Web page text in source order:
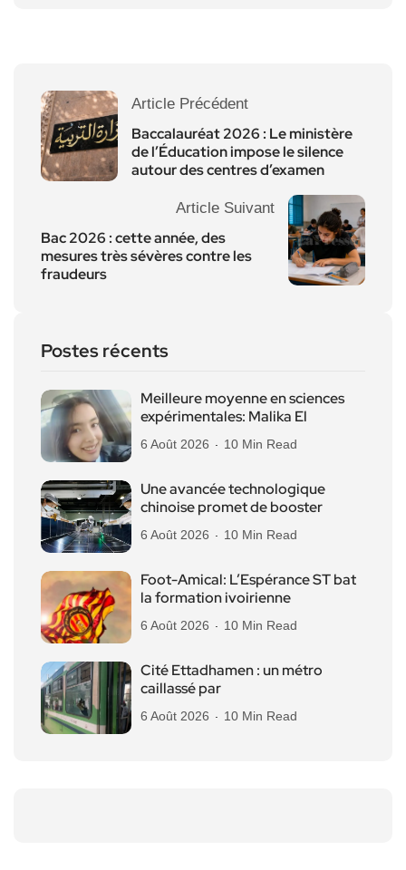
Article Précédent
Baccalauréat 2026 : Le ministère
de l’Éducation impose le silence
autour des centres d’examen
Article Suivant
Bac 2026 : cette année, des
mesures très sévères contre les
fraudeurs
Postes récents
Meilleure moyenne en sciences
expérimentales: Malika El
6 Août 2026 10 Min Read
Une avancée technologique
chinoise promet de booster
6 Août 2026 10 Min Read
Foot-Amical: L’Espérance ST bat
la formation ivoirienne
6 Août 2026 10 Min Read
Cité Ettadhamen : un métro
caillassé par
6 Août 2026 10 Min Read